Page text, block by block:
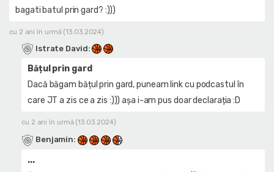
bagati batul prin gard? :)))
cu 2 ani în urmă (13.03.2024)
Istrate David:
Bățul prin gard
Dacă băgam bățul prin gard, puneam link cu podcastul în
care JT a zis ce a zis :))) așa i-am pus doar declarația :D
cu 2 ani în urmă (13.03.2024)
Benjamin:
...